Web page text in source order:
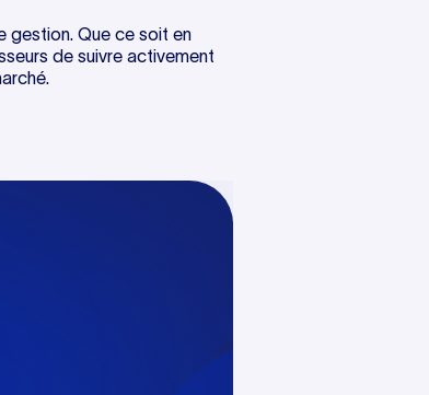
gestion. Que ce soit en
de suivre activement